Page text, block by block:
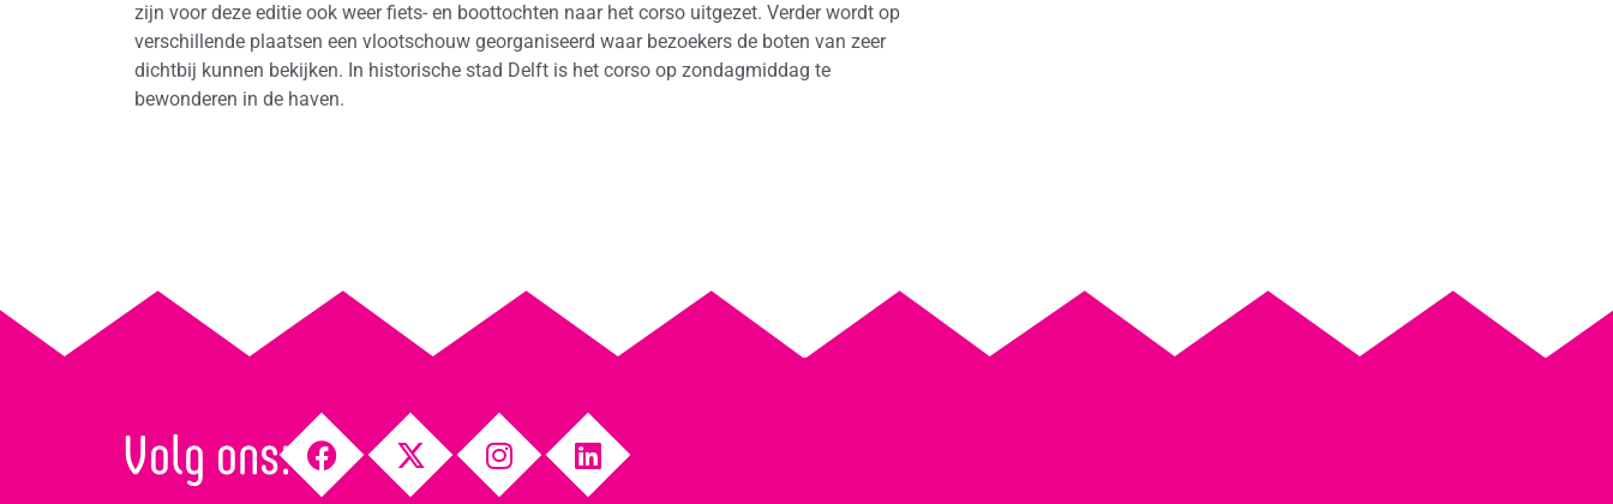
zijn voor deze editie ook weer fiets- en boottochten naar het corso uitgezet. Verder wordt op
verschillende plaatsen een vlootschouw georganiseerd waar bezoekers de boten van zeer
dichtbij kunnen bekijken. In historische stad Delft is het corso op zondagmiddag te
bewonderen in de haven.
Volg ons: